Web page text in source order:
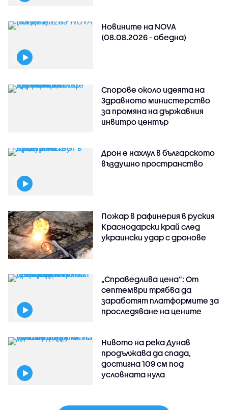
Новините на NOVA
(08.08.2026 - обедна)
Спорове около идеята на
Здравното министерство
за промяна на държавния
инвитро център
Дрон е нахлул в българското
въздушно пространство
Пожар в рафинерия в руския
Краснодарски край след
украински удар с дронове
„Справедлива цена“: От
септември трябва да
заработят платформите за
проследяване на цените
Нивото на река Дунав
продължава да спада,
достигна 109 см под
условната нула